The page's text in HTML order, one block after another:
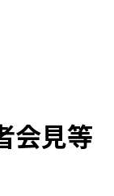
会見等